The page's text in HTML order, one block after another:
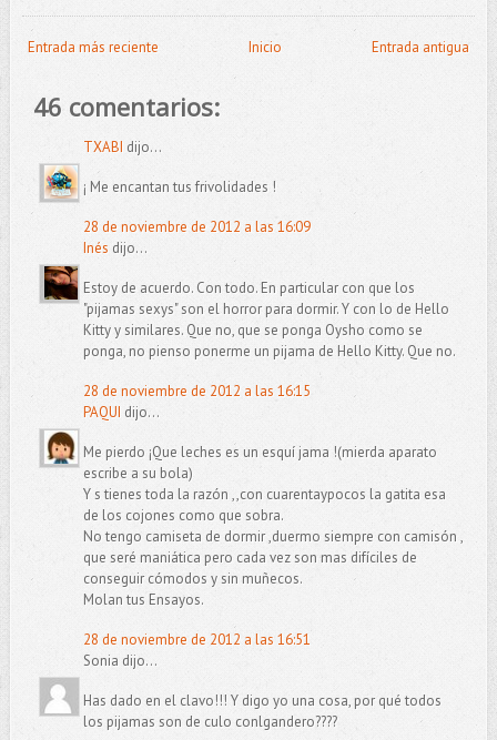
Entrada más reciente Entrada antigua
Inicio
46 comentarios:
TXABI dijo...
¡ Me encantan tus frivolidades !
28 de noviembre de 2012 a las 16:09
Inés dijo...
Estoy de acuerdo. Con todo. En particular con que los
"pijamas sexys" son el horror para dormir. Y con lo de Hello
Kitty y similares. Que no, que se ponga Oysho como se
ponga, no pienso ponerme un pijama de Hello Kitty. Que no.
28 de noviembre de 2012 a las 16:15
PAQUI dijo...
Me pierdo ¡Que leches es un esquí jama !(mierda aparato
escribe a su bola)
Y s tienes toda la razón ,,con cuarentaypocos la gatita esa
de los cojones como que sobra.
No tengo camiseta de dormir ,duermo siempre con camisón ,
que seré maniática pero cada vez son mas difíciles de
conseguir cómodos y sin muñecos.
Molan tus Ensayos.
28 de noviembre de 2012 a las 16:51
Sonia dijo...
Has dado en el clavo!!! Y digo yo una cosa, por qué todos
los pijamas son de culo conlgandero????